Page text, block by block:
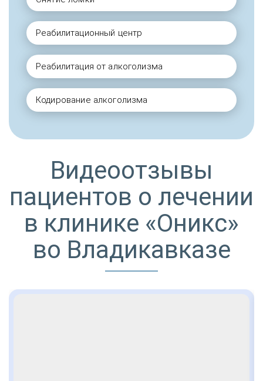
Реабилитационный центр
Реабилитация от алкоголизма
Кодирование алкоголизма
Видеоотзывы
пациентов о лечении
в клинике «Оникс»
во Владикавказе